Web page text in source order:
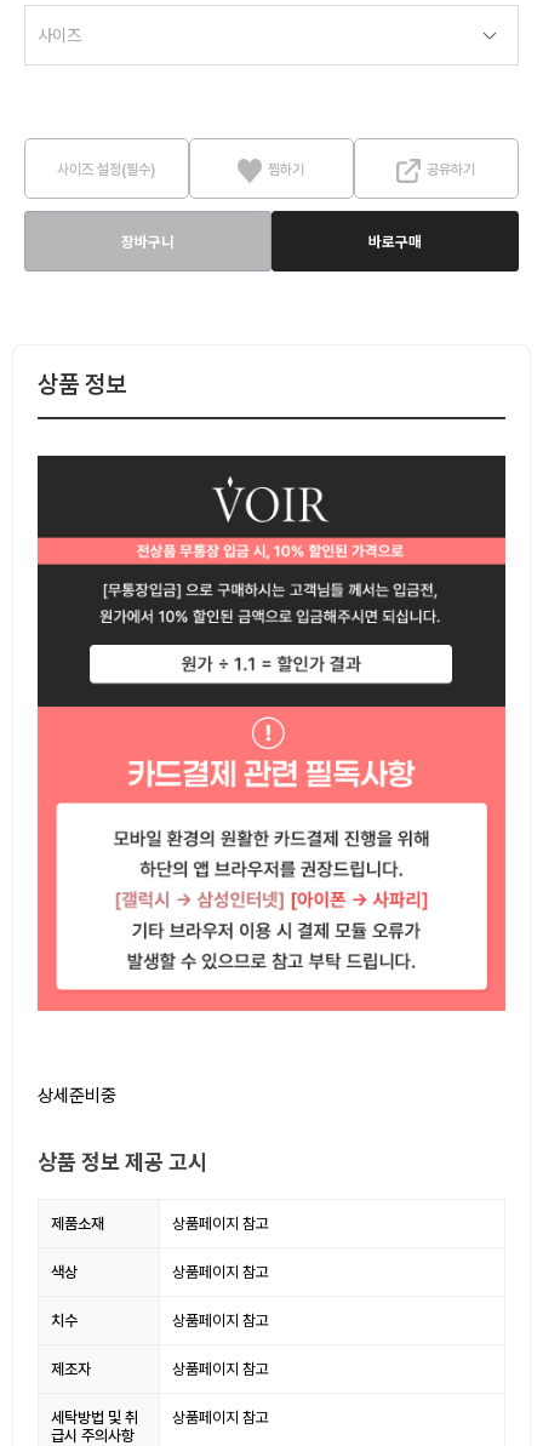
사이즈 설정(필수) 찜하기 공유하기
장바구니 바로구매
상품 정보
상세준비중
상품 정보 제공 고시
제품소재 상품페이지 참고
색상 상품페이지 참고
치수 상품페이지 참고
제조자 상품페이지 참고
세탁방법 및 취
급시 주의사항
상품페이지 참고